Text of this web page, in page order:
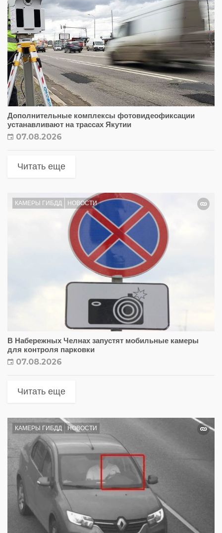
Дополнительные комплексы фотовидеофиксации
устанавливают на трассах Якутии
07.08.2026
Читать еще
КАМЕРЫ ГИБДД НОВОСТИ
В Набережных Челнах запустят мобильные камеры
для контроля парковки
07.08.2026
Читать еще
КАМЕРЫ ГИБДД НОВОСТИ